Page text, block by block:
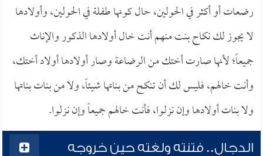
رضعات أو أكثر في الحولين، حال كونها طفلة في الحولين، وأولادها
لا يجوز لك نكاح بنت منهم أنت خال أولادها الذكور والإناث
جميعاً؛ لأنها صارت أختك من الرضاعة وصار أولادها أولاد أختك،
وأنت خالهم، فليس لك أن تنكح من بناتها شيئاً، ولا من بنات بناتها
ولا بنات أولادها وإن نزلوا، فأنت خالهم جميعاً وإن نزلوا.
الدجال.. فتنته ولغته حين خروجه